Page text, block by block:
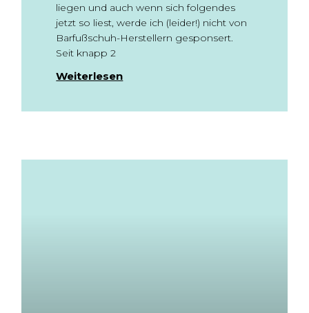
liegen und auch wenn sich folgendes
jetzt so liest, werde ich (leider!) nicht von
Barfußschuh-Herstellern gesponsert.
Seit knapp 2
Weiterlesen